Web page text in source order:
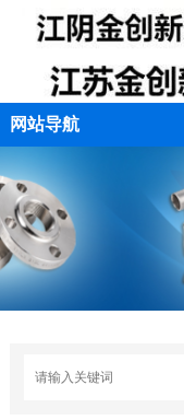
网站导航